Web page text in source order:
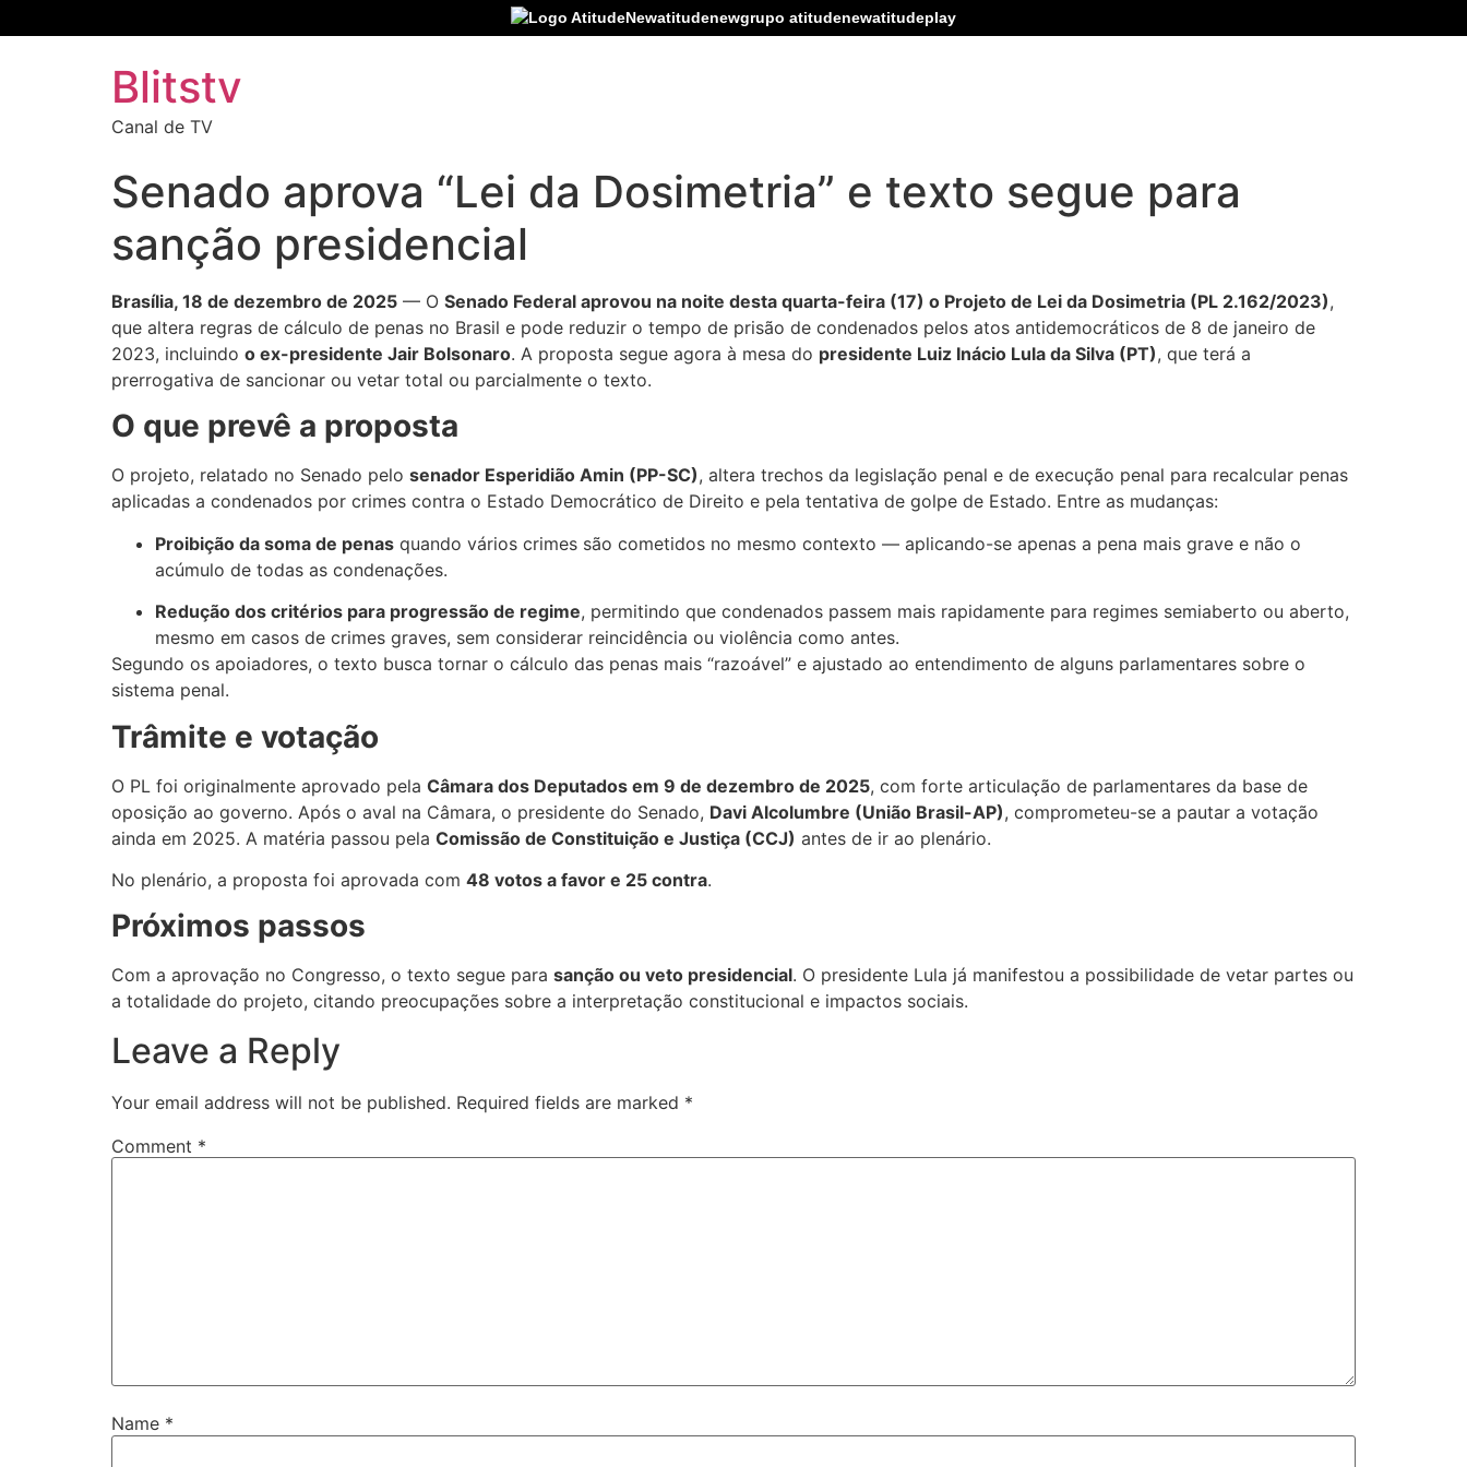
Blitstv
Canal de TV
Senado aprova “Lei da Dosimetria” e texto segue para
sanção presidencial
Brasília, 18 de dezembro de 2025 — O Senado Federal aprovou na noite desta quarta-feira (17) o Projeto de Lei da Dosimetria (PL 2.162/2023),
que altera regras de cálculo de penas no Brasil e pode reduzir o tempo de prisão de condenados pelos atos antidemocráticos de 8 de janeiro de
2023, incluindo o ex-presidente Jair Bolsonaro. A proposta segue agora à mesa do presidente Luiz Inácio Lula da Silva (PT), que terá a
prerrogativa de sancionar ou vetar total ou parcialmente o texto.
O que prevê a proposta
O projeto, relatado no Senado pelo senador Esperidião Amin (PP-SC), altera trechos da legislação penal e de execução penal para recalcular penas
aplicadas a condenados por crimes contra o Estado Democrático de Direito e pela tentativa de golpe de Estado. Entre as mudanças:
Proibição da soma de penas quando vários crimes são cometidos no mesmo contexto — aplicando-se apenas a pena mais grave e não o
acúmulo de todas as condenações.
Redução dos critérios para progressão de regime, permitindo que condenados passem mais rapidamente para regimes semiaberto ou aberto,
mesmo em casos de crimes graves, sem considerar reincidência ou violência como antes.
Segundo os apoiadores, o texto busca tornar o cálculo das penas mais “razoável” e ajustado ao entendimento de alguns parlamentares sobre o
sistema penal.
Trâmite e votação
O PL foi originalmente aprovado pela Câmara dos Deputados em 9 de dezembro de 2025, com forte articulação de parlamentares da base de
oposição ao governo. Após o aval na Câmara, o presidente do Senado, Davi Alcolumbre (União Brasil-AP), comprometeu-se a pautar a votação
ainda em 2025. A matéria passou pela Comissão de Constituição e Justiça (CCJ) antes de ir ao plenário.
No plenário, a proposta foi aprovada com 48 votos a favor e 25 contra.
Próximos passos
Com a aprovação no Congresso, o texto segue para sanção ou veto presidencial. O presidente Lula já manifestou a possibilidade de vetar partes ou
a totalidade do projeto, citando preocupações sobre a interpretação constitucional e impactos sociais.
Leave a Reply
Your email address will not be published. Required fields are marked *
Comment *
Name *
atitudenewgrupo atitudenewatitudeplay